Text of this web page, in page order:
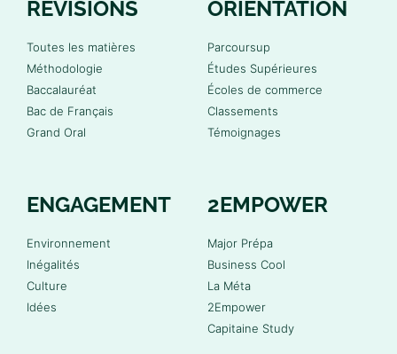
RÉVISIONS
Toutes les matières
Méthodologie
Baccalauréat
Bac de Français
Grand Oral
ORIENTATION
Parcoursup
Études Supérieures
Écoles de commerce
Classements
Témoignages
ENGAGEMENT
Environnement
Inégalités
Culture
Idées
2EMPOWER
Major Prépa
Business Cool
La Méta
2Empower
Capitaine Study